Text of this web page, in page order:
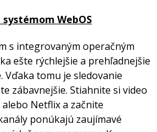
WebOS
s integrovaným operačným
ešte rýchlejšie a prehľadnejšie
tomu je sledovanie
zábavnejšie. Stiahnite si video
Netflix a začnite
ponúkajú zaujímavé